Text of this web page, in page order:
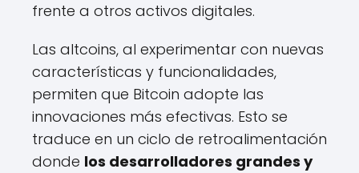
frente a otros activos digitales.
Las altcoins, al experimentar con nuevas
características y funcionalidades,
permiten que Bitcoin adopte las
innovaciones más efectivas. Esto se
traduce en un ciclo de retroalimentación
donde los desarrolladores grandes y